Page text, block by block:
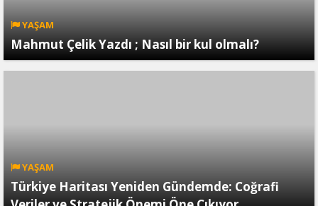
YAŞAM
Mahmut Çelik Yazdı ; Nasıl bir kul olmalı?
YAŞAM
Türkiye Haritası Yeniden Gündemde: Coğrafi